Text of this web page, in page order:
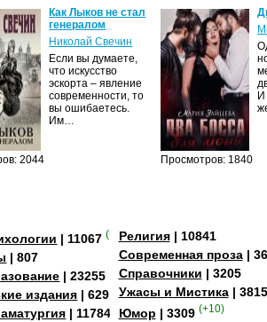
2044
Как Лыков не стал
генералом
Николай Свечин
Если вы думаете,
что искусство
эскорта – явление
современности, то
вы ошибаетесь.
Им…
Просмотров: 1840
И
| 11067 (+4)
| 807
| 23255
издания | 629
| 11784
Религия| 10841
Современная проза|
Справочники | 3205
Ужасы и Мистика| 3815
Юмор | 3309 (+10)